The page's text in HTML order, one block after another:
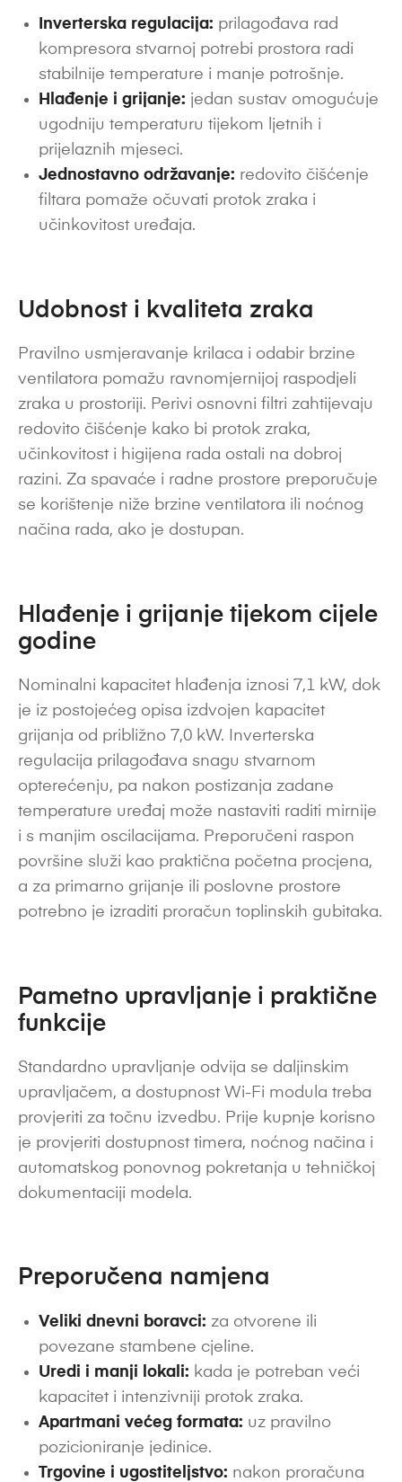
Inverterska regulacija: prilagođava rad
kompresora stvarnoj potrebi prostora radi
stabilnije temperature i manje potrošnje.
Hlađenje i grijanje: jedan sustav omogućuje
ugodniju temperaturu tijekom ljetnih i
prijelaznih mjeseci.
Jednostavno održavanje: redovito čišćenje
filtara pomaže očuvati protok zraka i
učinkovitost uređaja.
Udobnost i kvaliteta zraka
Pravilno usmjeravanje krilaca i odabir brzine
ventilatora pomažu ravnomjernijoj raspodjeli
zraka u prostoriji. Perivi osnovni filtri zahtijevaju
redovito čišćenje kako bi protok zraka,
učinkovitost i higijena rada ostali na dobroj
razini. Za spavaće i radne prostore preporučuje
se korištenje niže brzine ventilatora ili noćnog
načina rada, ako je dostupan.
Hlađenje i grijanje tijekom cijele
godine
Nominalni kapacitet hlađenja iznosi 7,1 kW, dok
je iz postojećeg opisa izdvojen kapacitet
grijanja od približno 7,0 kW. Inverterska
regulacija prilagođava snagu stvarnom
opterećenju, pa nakon postizanja zadane
temperature uređaj može nastaviti raditi mirnije
i s manjim oscilacijama. Preporučeni raspon
površine služi kao praktična početna procjena,
a za primarno grijanje ili poslovne prostore
potrebno je izraditi proračun toplinskih gubitaka.
Pametno upravljanje i praktične
funkcije
Standardno upravljanje odvija se daljinskim
upravljačem, a dostupnost Wi-Fi modula treba
provjeriti za točnu izvedbu. Prije kupnje korisno
je provjeriti dostupnost timera, noćnog načina i
automatskog ponovnog pokretanja u tehničkoj
dokumentaciji modela.
Preporučena namjena
Veliki dnevni boravci: za otvorene ili
povezane stambene cjeline.
Uredi i manji lokali: kada je potreban veći
kapacitet i intenzivniji protok zraka.
Apartmani većeg formata: uz pravilno
pozicioniranje jedinice.
Trgovine i ugostiteljstvo: nakon proračuna